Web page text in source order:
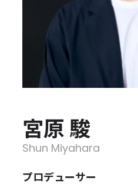
宮原 駿
Shun Miyahara
プロデューサー